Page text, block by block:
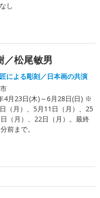
し
松尾敏男
による彫刻／日本画の共演
4月23日(木)～6月28日(日) ※
（月）、5月11日（月）、25
（月）、22日（月）。最終
前まで。